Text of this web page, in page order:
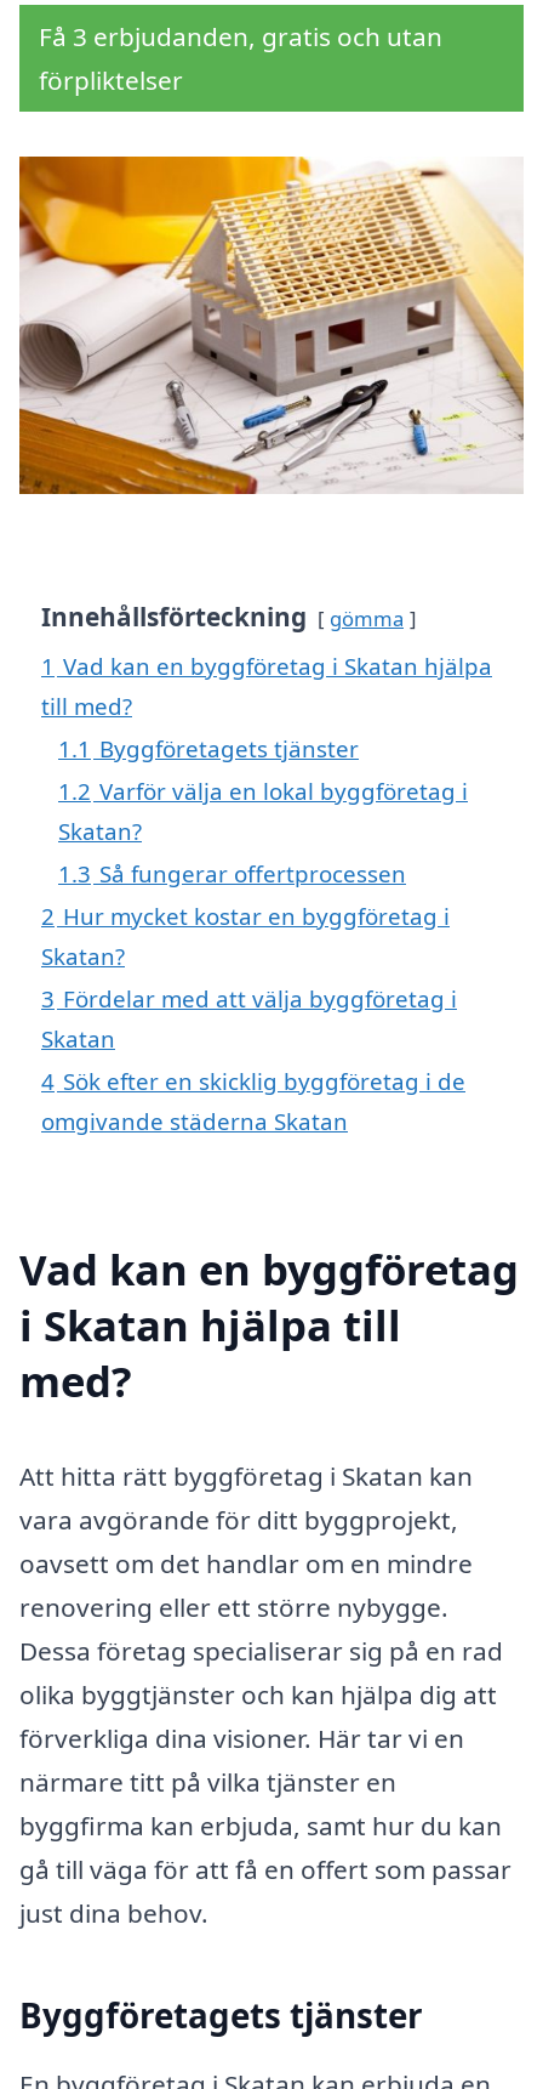
Få 3 erbjudanden, gratis och utan
förpliktelser
Innehållsförteckning gömma
1 Vad kan en byggföretag i Skatan hjälpa
till med?
1.1 Byggföretagets tjänster
1.2 Varför välja en lokal byggföretag i
Skatan?
1.3 Så fungerar offertprocessen
2 Hur mycket kostar en byggföretag i
Skatan?
3 Fördelar med att välja byggföretag i
Skatan
4 Sök efter en skicklig byggföretag i de
omgivande städerna Skatan
Vad kan en byggföretag
i Skatan hjälpa till
med?
Att hitta rätt byggföretag i Skatan kan
vara avgörande för ditt byggprojekt,
oavsett om det handlar om en mindre
renovering eller ett större nybygge.
Dessa företag specialiserar sig på en rad
olika byggtjänster och kan hjälpa dig att
förverkliga dina visioner. Här tar vi en
närmare titt på vilka tjänster en
byggfirma kan erbjuda, samt hur du kan
gå till väga för att få en offert som passar
just dina behov.
Byggföretagets tjänster